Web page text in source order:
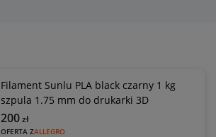
Filament Sunlu PLA black czarny 1 kg
szpula 1.75 mm do drukarki 3D
OFERTA ZALLEGRO
200zł